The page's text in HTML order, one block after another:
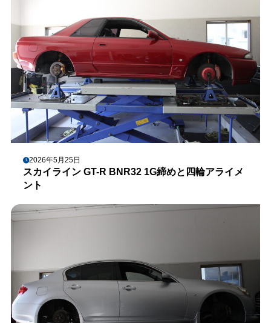
2026年5月25日
スカイライン GT-R BNR32 1G締めと四輪アライメ
ント